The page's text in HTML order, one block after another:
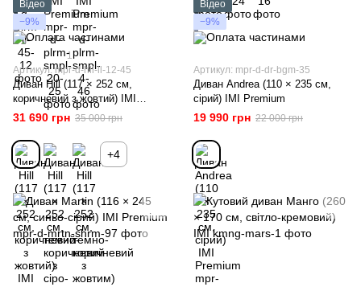
Відео
−9%
1
Артикул: mpr-d-hll-ll-12-45
Диван Hill (117 × 252 см,
коричневий з жовтий) IMI
Premium
31 690 грн 35 000 грн
+4
Відео
−9%
Артикул: mpr-d-dr-bgm-35
Диван Andrea (110 × 235 см,
сірий) IMI Premium
19 990 грн 22 000 грн